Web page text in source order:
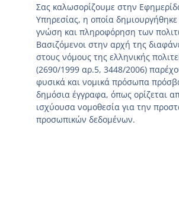
Σας καλωσορίζουμε στην
Υπηρεσίας, η οποία δημιουργήθηκε
γνώση και πληροφόρηση των
Βασιζόμενοι στην αρχή της
στους νόμους της ελληνικής
(2690/1999 αρ.5, 3448/2006)
φυσικά και νομικά πρόσωπα
δημόσια έγγραφα, όπως ορίζεται
ισχύουσα νομοθεσία για την
προσωπικών δεδομένων.